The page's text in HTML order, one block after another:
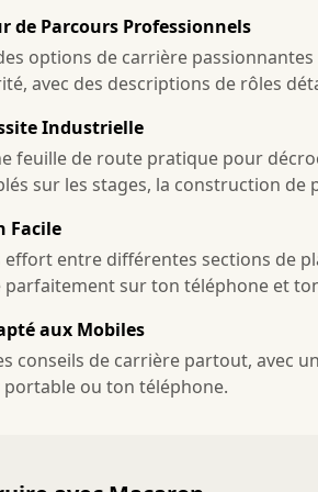
de Parcours Professionnels
options de carrière
avec des descriptions de rôles
Industrielle
feuille de route pratique pour
sur les stages, la construction
Facile
effort entre différentes sections de
sur ton téléphone et
aux Mobiles
conseils de carrière partout, avec
ou ton téléphone.